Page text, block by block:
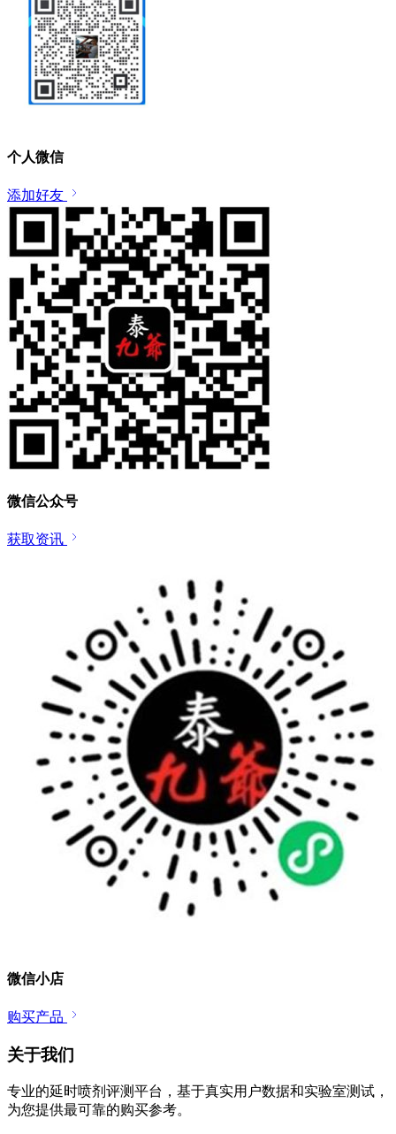
个人微信
添加好友
微信公众号
获取资讯
微信小店
购买产品
关于我们
专业的延时喷剂评测平台，基于真实用户数据和实验室测试，
为您提供最可靠的购买参考。